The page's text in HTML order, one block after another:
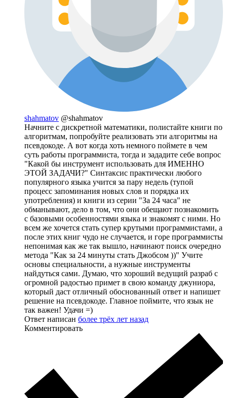
shahmatov @shahmatov
Начните с дискретной математики, полистайте книги по
алгоритмам, попробуйте реализовать эти алгоритмы на
псевдокоде. А вот когда хоть немного поймете в чем
суть работы программиста, тогда и зададите себе вопрос
"Какой бы инструмент использовать для ИМЕННО
ЭТОЙ ЗАДАЧИ?" Синтаксис практически любого
популярного языка учится за пару недель (тупой
процесс запоминания новых слов и порядка их
употребления) и книги из серии "За 24 часа" не
обманывают, дело в том, что они обещают познакомить
с базовыми особенностями языка и знакомят с ними. Но
всем же хочется стать супер крутыми программистами, а
после этих книг чудо не случается, и горе программисты
непонимая как же так вышло, начинают поиск очередно
метода "Как за 24 минуты стать Джобсом ))" Учите
основы специальности, а нужные инструменты
найдуться сами. Думаю, что хороший ведущий разраб с
огромной радостью примет в свою команду джуниора,
который даст отличный обоснованный ответ и напишет
решение на псевдокоде. Главное поймите, что язык не
так важен! Удачи =)
Ответ написан более трёх лет назад
Комментировать